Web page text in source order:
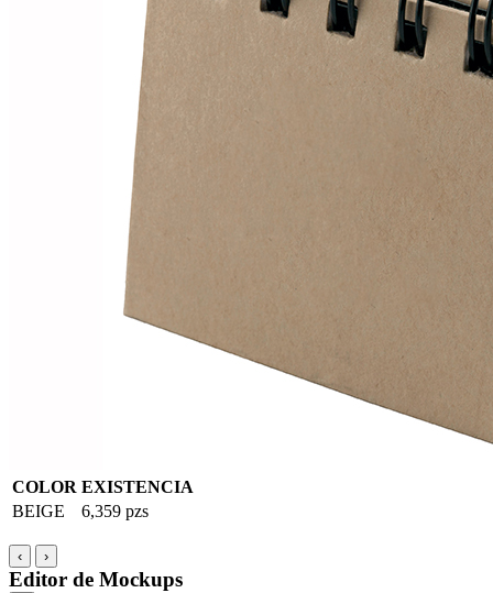
COLOR EXISTENCIA
BEIGE
6,359 pzs
‹ ›
Editor de Mockups